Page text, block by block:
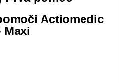
Actiomedic
Maxi